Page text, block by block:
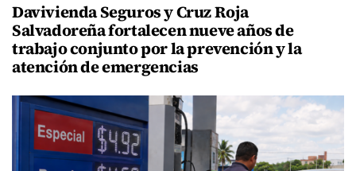
Davivienda Seguros y Cruz Roja
Salvadoreña fortalecen nueve años de
trabajo conjunto por la prevención y la
atención de emergencias